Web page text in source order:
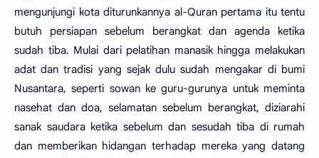
mengunjungi kota diturunkannya al-Quran pertama itu tentu
butuh persiapan sebelum berangkat dan agenda ketika
sudah tiba. Mulai dari pelatihan manasik hingga melakukan
adat dan tradisi yang sejak dulu sudah mengakar di bumi
Nusantara, seperti sowan ke guru-gurunya untuk meminta
nasehat dan doa, selamatan sebelum berangkat, diziarahi
sanak saudara ketika sebelum dan sesudah tiba di rumah
dan memberikan hidangan terhadap mereka yang datang